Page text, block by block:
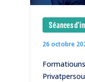
Séances
26 octobre